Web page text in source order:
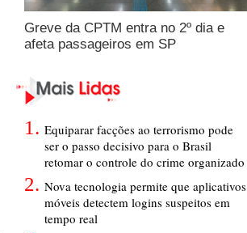
Greve da CPTM entra no 2º dia e
afeta passageiros em SP
Equiparar facções ao terrorismo pode
ser o passo decisivo para o Brasil
retomar o controle do crime organizado
Nova tecnologia permite que aplicativos
móveis detectem logins suspeitos em
tempo real